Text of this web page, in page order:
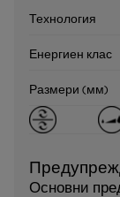
Технология
Енергиен клас
Размери (мм)
Основни